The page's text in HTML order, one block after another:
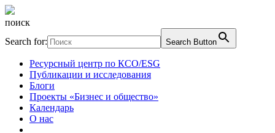
поиск
Search for:
Search Button
Ресурсный центр по КСО/ESG
Публикации и исследования
Блоги
Проекты «Бизнес и общество»
Календарь
О нас